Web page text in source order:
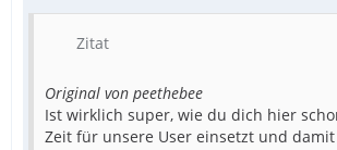
Zitat
Original von peethebee
Ist wirklich super, wie du dich hier
Zeit für unsere User einsetzt und